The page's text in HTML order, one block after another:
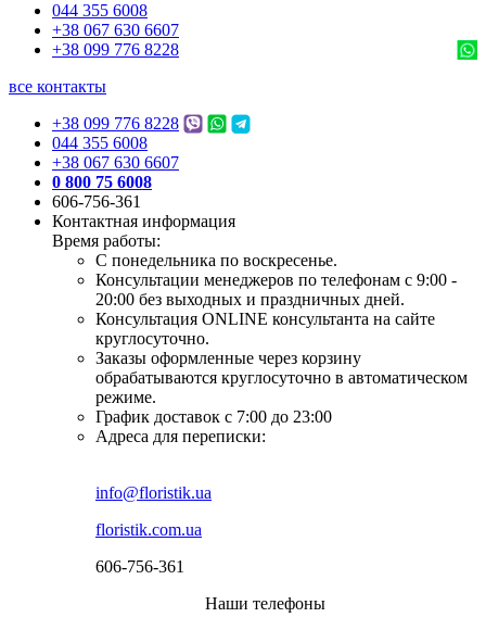
044 355 6008
+38 067 630 6607
+38 099 776 8228
все контакты
+38 099 776 8228
044 355 6008
+38 067 630 6607
0 800 75 6008
606-756-361
Контактная информация
Время работы:
С понедельника по воскресенье.
Консультации менеджеров по телефонам с 9:00 -
20:00 без выходных и праздничных дней.
Консультация ONLINE консультанта на сайте
круглосуточно.
Заказы оформленные через корзину
обрабатываются круглосуточно в автоматическом
режиме.
График доставок с 7:00 до 23:00
Адреса для переписки:
info@floristik.ua
floristik.com.ua
606-756-361
Наши телефоны